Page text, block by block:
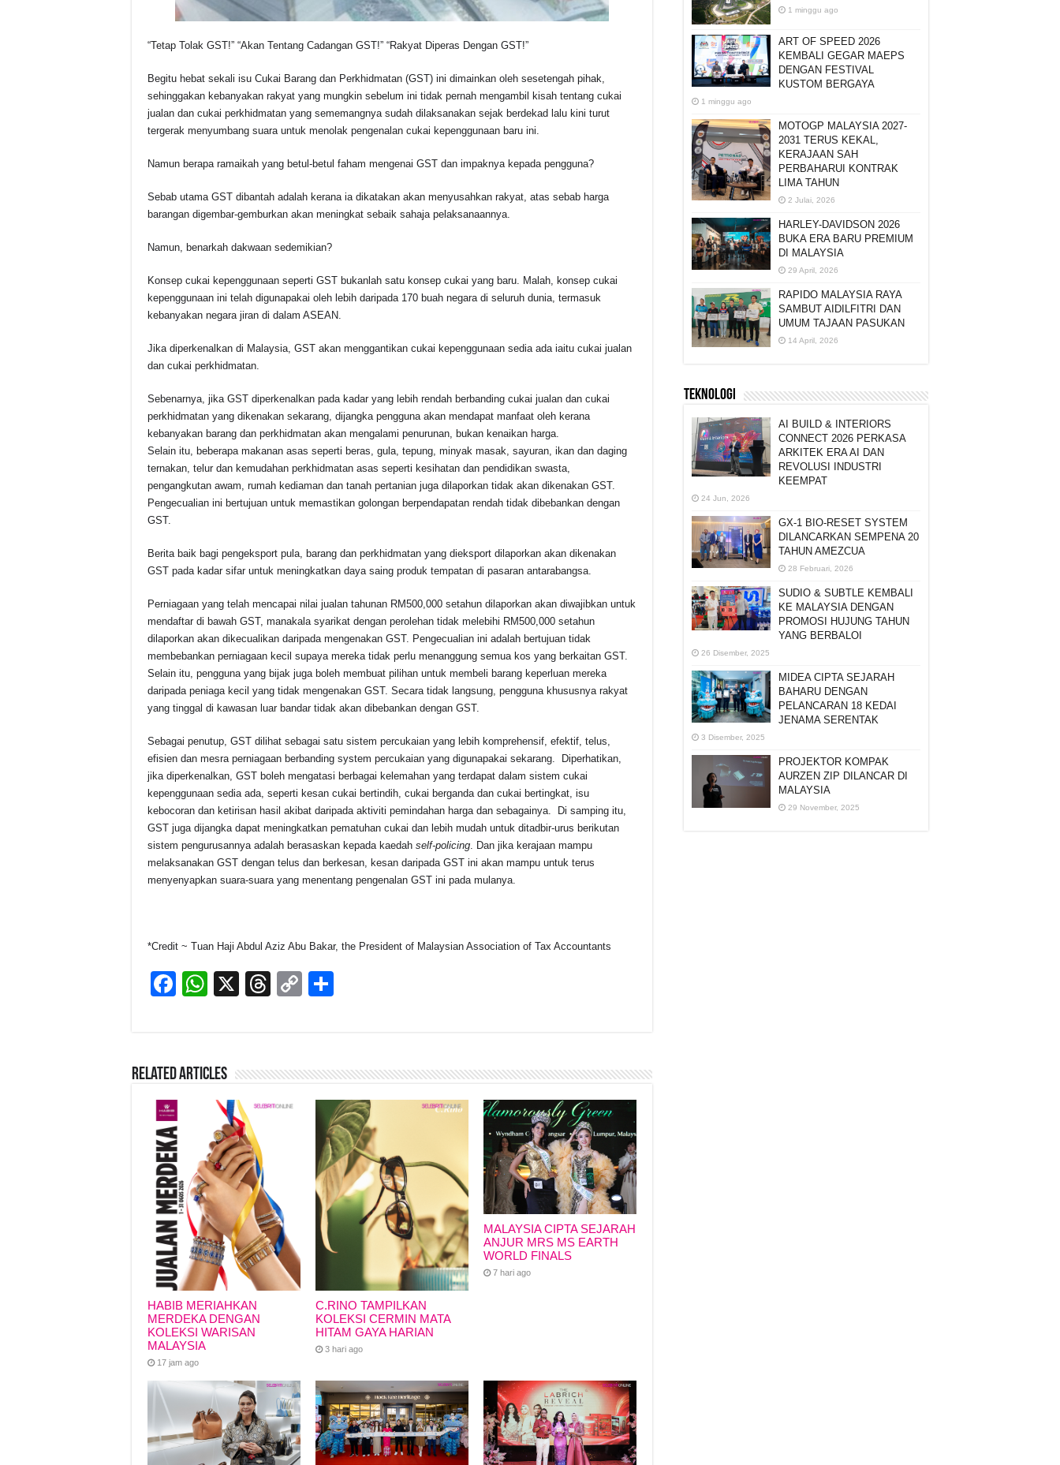
“Tetap Tolak GST!” “Akan Tentang Cadangan GST!” “Rakyat Diperas Dengan GST!”
Begitu hebat sekali isu Cukai Barang dan Perkhidmatan (GST) ini dimainkan oleh sesetengah pihak,
sehinggakan kebanyakan rakyat yang mungkin sebelum ini tidak pernah mengambil kisah tentang cukai
jualan dan cukai perkhidmatan yang sememangnya sudah dilaksanakan sejak berdekad lalu kini turut
tergerak menyumbang suara untuk menolak pengenalan cukai kepenggunaan baru ini.
Namun berapa ramaikah yang betul-betul faham mengenai GST dan impaknya kepada pengguna?
Sebab utama GST dibantah adalah kerana ia dikatakan akan menyusahkan rakyat, atas sebab harga
barangan digembar-gemburkan akan meningkat sebaik sahaja pelaksanaannya.
Namun, benarkah dakwaan sedemikian?
Konsep cukai kepenggunaan seperti GST bukanlah satu konsep cukai yang baru. Malah, konsep cukai
kepenggunaan ini telah digunapakai oleh lebih daripada 170 buah negara di seluruh dunia, termasuk
kebanyakan negara jiran di dalam ASEAN.
Jika diperkenalkan di Malaysia, GST akan menggantikan cukai kepenggunaan sedia ada iaitu cukai jualan
dan cukai perkhidmatan.
Sebenarnya, jika GST diperkenalkan pada kadar yang lebih rendah berbanding cukai jualan dan cukai
perkhidmatan yang dikenakan sekarang, dijangka pengguna akan mendapat manfaat oleh kerana
kebanyakan barang dan perkhidmatan akan mengalami penurunan, bukan kenaikan harga.
Selain itu, beberapa makanan asas seperti beras, gula, tepung, minyak masak, sayuran, ikan dan daging
ternakan, telur dan kemudahan perkhidmatan asas seperti kesihatan dan pendidikan swasta,
pengangkutan awam, rumah kediaman dan tanah pertanian juga dilaporkan tidak akan dikenakan GST.
Pengecualian ini bertujuan untuk memastikan golongan berpendapatan rendah tidak dibebankan dengan
GST.
Berita baik bagi pengeksport pula, barang dan perkhidmatan yang dieksport dilaporkan akan dikenakan
GST pada kadar sifar untuk meningkatkan daya saing produk tempatan di pasaran antarabangsa.
Perniagaan yang telah mencapai nilai jualan tahunan RM500,000 setahun dilaporkan akan diwajibkan untuk
mendaftar di bawah GST, manakala syarikat dengan perolehan tidak melebihi RM500,000 setahun
dilaporkan akan dikecualikan daripada mengenakan GST. Pengecualian ini adalah bertujuan tidak
membebankan perniagaan kecil supaya mereka tidak perlu menanggung semua kos yang berkaitan GST.
Selain itu, pengguna yang bijak juga boleh membuat pilihan untuk membeli barang keperluan mereka
daripada peniaga kecil yang tidak mengenakan GST. Secara tidak langsung, pengguna khususnya rakyat
yang tinggal di kawasan luar bandar tidak akan dibebankan dengan GST.
Sebagai penutup, GST dilihat sebagai satu sistem percukaian yang lebih komprehensif, efektif, telus,
efisien dan mesra perniagaan berbanding system percukaian yang digunapakai sekarang. Diperhatikan,
jika diperkenalkan, GST boleh mengatasi berbagai kelemahan yang terdapat dalam sistem cukai
kepenggunaan sedia ada, seperti kesan cukai bertindih, cukai berganda dan cukai bertingkat, isu
kebocoran dan ketirisan hasil akibat daripada aktiviti pemindahan harga dan sebagainya. Di samping itu,
GST juga dijangka dapat meningkatkan pematuhan cukai dan lebih mudah untuk ditadbir-urus berikutan
sistem pengurusannya adalah berasaskan kepada kaedah self-policing . Dan jika kerajaan mampu
melaksanakan GST dengan telus dan berkesan, kesan daripada GST ini akan mampu untuk terus
menyenyapkan suara-suara yang menentang pengenalan GST ini pada mulanya.
*Credit ~ Tuan Haji Abdul Aziz Abu Bakar, the President of Malaysian Association of Tax Accountants
F
e
b
o
o
k
W
s
A
p
p
X
T
d
s
C
Li
n
Related Articles
HABIB MERIAHKAN
MERDEKA DENGAN
KOLEKSI WARISAN
MALAYSIA
17 jam ago
C.RINO TAMPILKAN
KOLEKSI CERMIN MATA
HITAM GAYA HARIAN
3 hari ago
MALAYSIA CIPTA SEJARAH
ANJUR MRS MS EARTH
WORLD FINALS
7 hari ago
1 minggu ago
ART OF SPEED 2026
KEMBALI GEGAR MAEPS
DENGAN FESTIVAL
KUSTOM BERGAYA
1 minggu ago
MOTOGP MALAYSIA 2027-
2031 TERUS KEKAL,
KERAJAAN SAH
PERBAHARUI KONTRAK
LIMA TAHUN
2 Julai, 2026
HARLEY-DAVIDSON 2026
BUKA ERA BARU PREMIUM
DI MALAYSIA
29 April, 2026
RAPIDO MALAYSIA RAYA
SAMBUT AIDILFITRI DAN
UMUM TAJAAN PASUKAN
14 April, 2026
TEKNOLOGI
AI BUILD & INTERIORS
CONNECT 2026 PERKASA
ARKITEK ERA AI DAN
REVOLUSI INDUSTRI
KEEMPAT
24 Jun, 2026
GX-1 BIO-RESET SYSTEM
DILANCARKAN SEMPENA 20
TAHUN AMEZCUA
28 Februari, 2026
SUDIO & SUBTLE KEMBALI
KE MALAYSIA DENGAN
PROMOSI HUJUNG TAHUN
YANG BERBALOI
26 Disember, 2025
MIDEA CIPTA SEJARAH
BAHARU DENGAN
PELANCARAN 18 KEDAI
JENAMA SERENTAK
3 Disember, 2025
PROJEKTOR KOMPAK
AURZEN ZIP DILANCAR DI
MALAYSIA
29 November, 2025